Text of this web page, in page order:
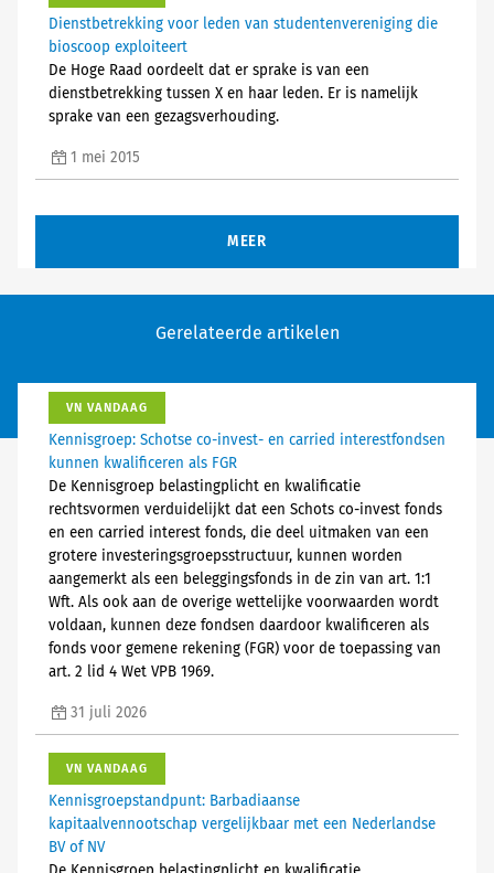
Dienstbetrekking voor leden van studentenvereniging die
bioscoop exploiteert
De Hoge Raad oordeelt dat er sprake is van een
dienstbetrekking tussen X en haar leden. Er is namelijk
sprake van een gezagsverhouding.
1 mei 2015
MEER
Gerelateerde artikelen
VN VANDAAG
Kennisgroep: Schotse co-invest- en carried interestfondsen
kunnen kwalificeren als FGR
De Kennisgroep belastingplicht en kwalificatie
rechtsvormen verduidelijkt dat een Schots co-invest fonds
en een carried interest fonds, die deel uitmaken van een
grotere investeringsgroepsstructuur, kunnen worden
aangemerkt als een beleggingsfonds in de zin van art. 1:1
Wft. Als ook aan de overige wettelijke voorwaarden wordt
voldaan, kunnen deze fondsen daardoor kwalificeren als
fonds voor gemene rekening (FGR) voor de toepassing van
art. 2 lid 4 Wet VPB 1969.
31 juli 2026
VN VANDAAG
Kennisgroepstandpunt: Barbadiaanse
kapitaalvennootschap vergelijkbaar met een Nederlandse
BV of NV